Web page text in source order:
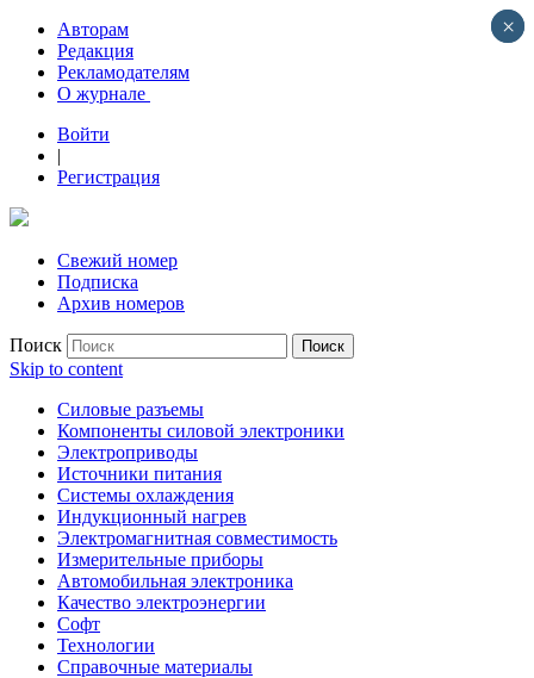
Авторам
Редакция
Рекламодателям
О журнале
Войти
|
Регистрация
Свежий номер
Подписка
Архив номеров
Поиск
Skip to content
Силовые разъемы
Компоненты силовой электроники
Электроприводы
Источники питания
Системы охлаждения
Индукционный нагрев
Электромагнитная совместимость
Измерительные приборы
Автомобильная электроника
Качество электроэнергии
Софт
Технологии
Справочные материалы
×
×